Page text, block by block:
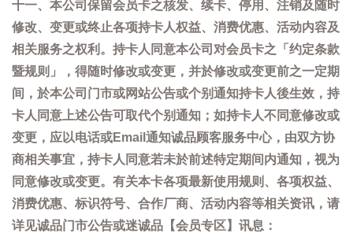
十一、本公司保留会员卡之核发、续卡、停用、注销及随时
修改、变更或终止各项持卡人权益、消费优惠、活动内容及
相关服务之权利。持卡人同意本公司对会员卡之「约定条款
暨规则」，得随时修改或变更，并於修改或变更前之一定期
间，於本公司门市或网站公告或个别通知持卡人後生效，持
卡人同意上述公告可取代个别通知；如持卡人不同意修改或
变更，应以电话或Email通知诚品顾客服务中心，由双方协
商相关事宜，持卡人同意若未於前述特定期间内通知，视为
同意修改或变更。有关本卡各项最新使用规则、各项权益、
消费优惠、标识符号、合作厂商、活动内容等相关资讯，请
详见诚品门市公告或迷诚品【会员专区】讯息：